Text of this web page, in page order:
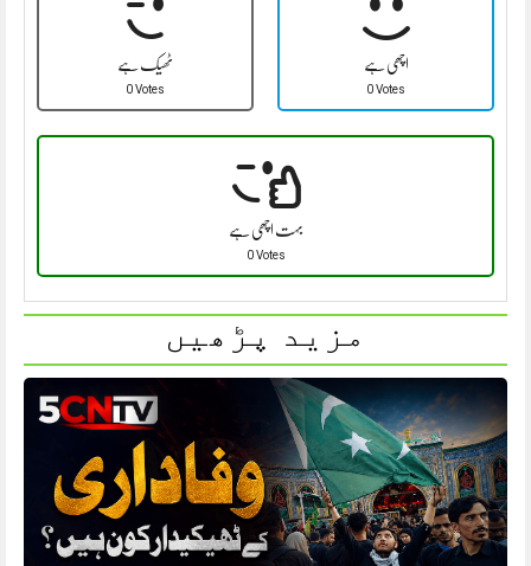
ٹھیک ہے
0 Votes
اچھی ہے
0 Votes
بہت اچھی ہے
0 Votes
مزید پڑھیں